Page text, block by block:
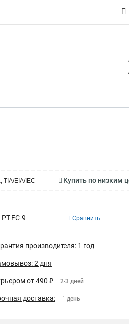
TIA/EIA/IEC Купить по низким
PT-FC-9 Сравнить
производителя: 1 год
2 дня
от 490 ₽ 2-3 дней
доставка: 1 день